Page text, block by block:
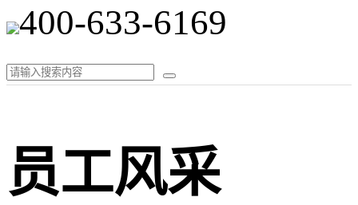
400-633-6169
员工风采